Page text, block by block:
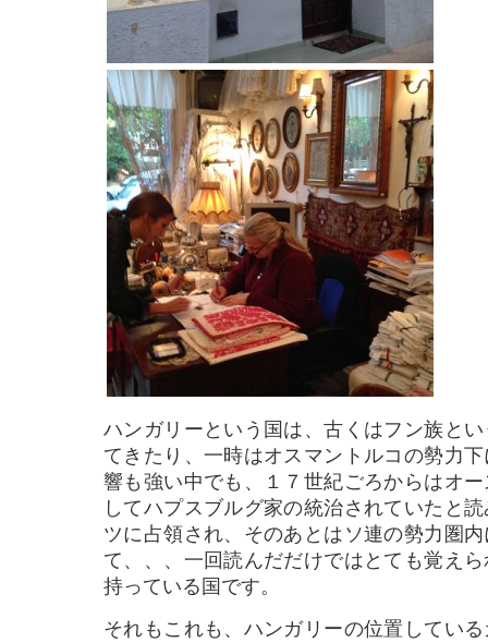
ハンガリーという国は、古くはフン族と
てきたり、一時はオスマントルコの勢力
響も強い中でも、１７世紀ごろからはオ
してハプスブルグ家の統治されていたと
ツに占領され、そのあとはソ連の勢力圏
て、、、一回読んだだけではとても覚え
持っている国です。
それもこれも、ハンガリーの位置してい